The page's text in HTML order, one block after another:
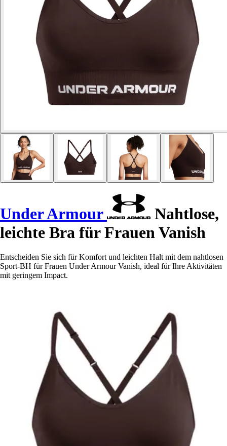
Under Armour
Nahtlose,
leichte Bra für Frauen Vanish
Entscheiden Sie sich für Komfort und leichten Halt mit dem nahtlosen
Sport-BH für Frauen Under Armour Vanish, ideal für Ihre Aktivitäten
mit geringem Impact.